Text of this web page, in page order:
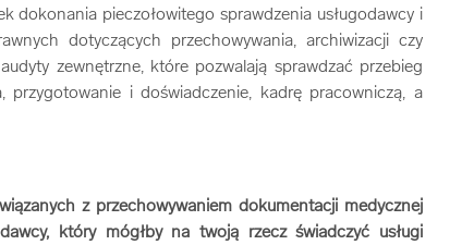
dokonania pieczołowitego sprawdzenia usługodawcy i
dotyczących przechowywania, archiwizacji czy
zewnętrzne, które pozwalają sprawdzać przebieg
przygotowanie i doświadczenie, kadrę pracowniczą, a
z przechowywaniem dokumentacji medycznej
który mógłby na twoją rzecz świadczyć usługi